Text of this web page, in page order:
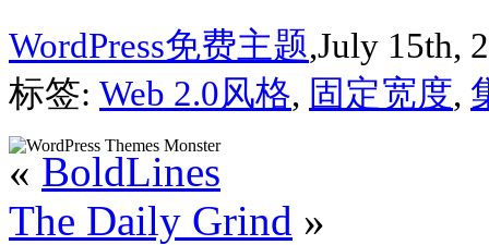
WordPress免费主题,July 15th,
标签: Web 2.0风格, 固定宽度,
« BoldLines
The Daily Grind »